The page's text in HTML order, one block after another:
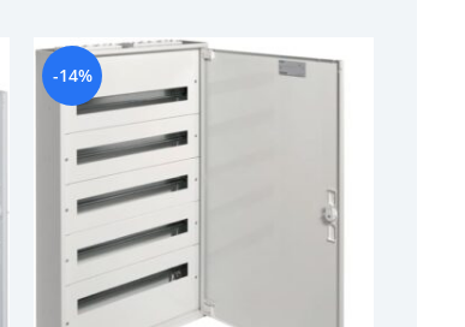
-14%